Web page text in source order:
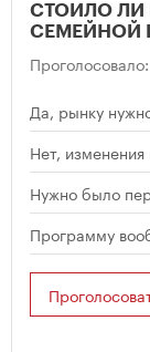
СТОИЛО ЛИ
СЕМЕЙНОЙ
Да, рынку
Нет,
Нужно было
Программу